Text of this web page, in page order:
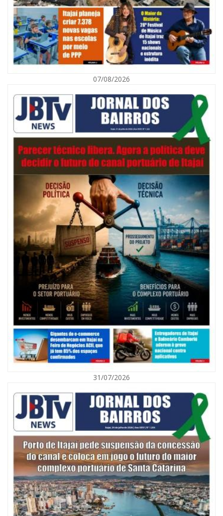
Lena Peixer abre exposição e recebe homenagem da Fundação Cultural
BALNEÁRIO CAMBORIÚ
10/08/2026 | 09:57
Guardas Municipais de Balneário Camboriú ministram curso de APH
BALNEÁRIO CAMBORIÚ
07/08/2026
31/07/2026